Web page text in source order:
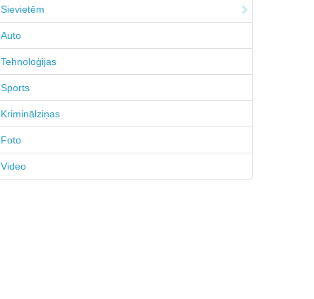
Sievietēm
Auto
Tehnoloģijas
Sports
Kriminālziņas
Foto
Video